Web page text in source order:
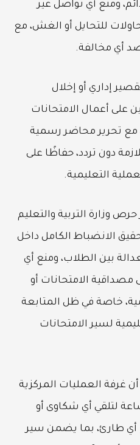
ومنع أي تواصل غير
للتحايل أو الغش، مع
أي مخالفة.
إداري أو إخلال
على أعمال الامتحانات
مع تحرير محاضر رسمية
دون تردد، حفاظًا على
التعليمية.
وزارة التربية والتعليم
الانضباط الكامل داخل
بين الطلاب، ومنع أي
الامتحانات أو
خاصة في ظل المتابعة
لسير الامتحانات
غرفة العمليات المركزية
لتلقي أي شكاوى أو
أي طارئ، بما يضمن سير